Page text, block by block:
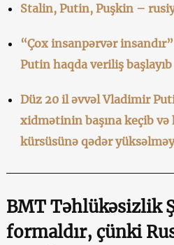
Stalin, Putin, Puşkin –
“Çox insanpərvər
Putin haqda veriliş başlayıb
Düz 20 il əvvəl Vladimir
xidmətinin başına keçib və
kürsüsünə qədər
BMT Təhlükəsizlik
formaldır, çünki